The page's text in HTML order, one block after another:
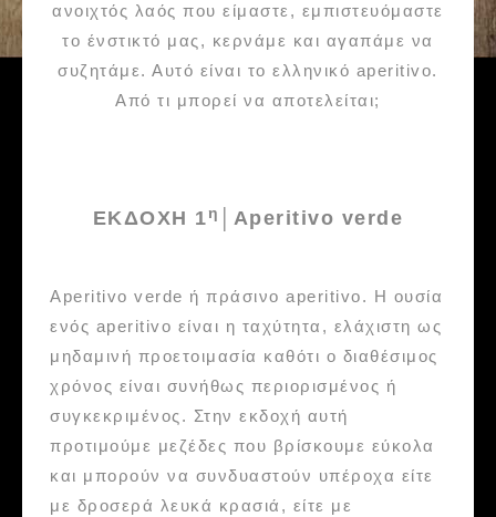
ανοιχτός λαός που είμαστε, εμπιστευόμαστε
το ένστικτό μας, κερνάμε και αγαπάμε να
συζητάμε. Αυτό είναι το ελληνικό aperitivo.
Από τι μπορεί να αποτελείται;
ΕΚΔΟΧΗ 1 η │Aperitivo verde
Aperitivo verde ή πράσινο aperitivo. Η ουσία
ενός aperitivo είναι η ταχύτητα, ελάχιστη ως
μηδαμινή προετοιμασία καθότι ο διαθέσιμος
χρόνος είναι συνήθως περιορισμένος ή
συγκεκριμένος. Στην εκδοχή αυτή
προτιμούμε μεζέδες που βρίσκουμε εύκολα
και μπορούν να συνδυαστούν υπέροχα είτε
με δροσερά λευκά κρασιά, είτε με